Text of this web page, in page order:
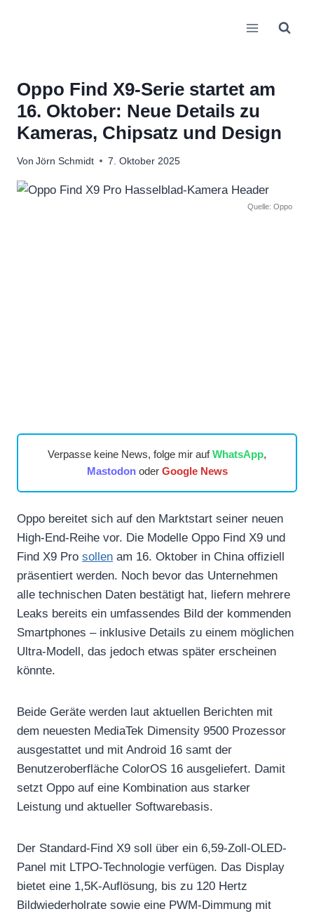
Oppo Find X9-Serie startet am
16. Oktober: Neue Details zu
Kameras, Chipsatz und Design
Von Jörn Schmidt 7. Oktober 2025
Quelle: Oppo
Verpasse keine News, folge mir aufWhatsApp,
Mastodonoder Google News
Oppo bereitet sich auf den Marktstart seiner neuen
High-End-Reihe vor. Die Modelle Oppo Find X9 und
Find X9 Pro sollen am 16. Oktober in China offiziell
präsentiert werden. Noch bevor das Unternehmen
alle technischen Daten bestätigt hat, liefern mehrere
Leaks bereits ein umfassendes Bild der kommenden
Smartphones – inklusive Details zu einem möglichen
Ultra-Modell, das jedoch etwas später erscheinen
könnte.
Beide Geräte werden laut aktuellen Berichten mit
dem neuesten MediaTek Dimensity 9500 Prozessor
ausgestattet und mit Android 16 samt der
Benutzeroberfläche ColorOS 16 ausgeliefert. Damit
setzt Oppo auf eine Kombination aus starker
Leistung und aktueller Softwarebasis.
Der Standard-Find X9 soll über ein 6,59-Zoll-OLED-
Panel mit LTPO-Technologie verfügen. Das Display
bietet eine 1,5K-Auflösung, bis zu 120 Hertz
Bildwiederholrate sowie eine PWM-Dimmung mit